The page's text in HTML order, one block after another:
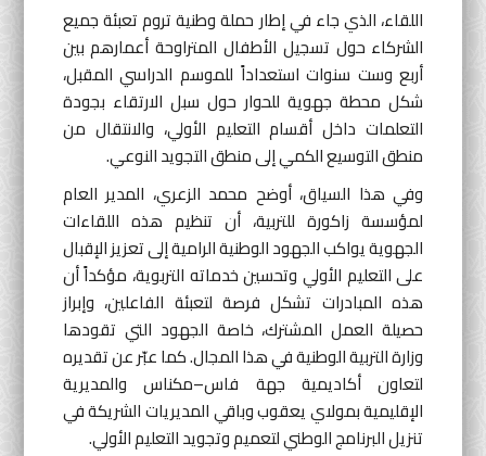
اللقاء، الذي جاء في إطار حملة وطنية تروم تعبئة جميع
الشركاء حول تسجيل الأطفال المتراوحة أعمارهم بين
أربع وست سنوات استعداداً للموسم الدراسي المقبل،
شكل محطة جهوية للحوار حول سبل الارتقاء بجودة
التعلمات داخل أقسام التعليم الأولي، والانتقال من
منطق التوسيع الكمي إلى منطق التجويد النوعي.
وفي هذا السياق، أوضح محمد الزعري، المدير العام
لمؤسسة زاكورة للتربية، أن تنظيم هذه اللقاءات
الجهوية يواكب الجهود الوطنية الرامية إلى تعزيز الإقبال
على التعليم الأولي وتحسين خدماته التربوية، مؤكداً أن
هذه المبادرات تشكل فرصة لتعبئة الفاعلين، وإبراز
حصيلة العمل المشترك، خاصة الجهود التي تقودها
وزارة التربية الوطنية في هذا المجال. كما عبّر عن تقديره
لتعاون أكاديمية جهة فاس–مكناس والمديرية
الإقليمية بمولاي يعقوب وباقي المديريات الشريكة في
تنزيل البرنامج الوطني لتعميم وتجويد التعليم الأولي.